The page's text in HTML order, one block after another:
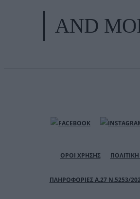
AND
ΟΡΟΙ ΧΡΗΣΗΣ
ΠΛΗΡΟΦΟΡΙΕΣ Α.27 Ν.5253/